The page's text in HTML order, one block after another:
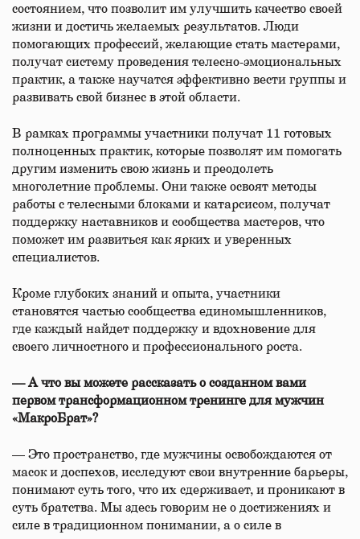
состоянием, что позволит им улучшить качество своей
жизни и достичь желаемых результатов. Люди
помогающих профессий, желающие стать мастерами,
получат систему проведения телесно-эмоциональных
практик, а также научатся эффективно вести группы и
развивать свой бизнес в этой области.
В рамках программы участники получат 11 готовых
полноценных практик, которые позволят им помогать
другим изменить свою жизнь и преодолеть
многолетние проблемы. Они также освоят методы
работы с телесными блоками и катарсисом, получат
поддержку наставников и сообщества мастеров, что
поможет им развиться как ярких и уверенных
специалистов.
Кроме глубоких знаний и опыта, участники
становятся частью сообщества единомышленников,
где каждый найдет поддержку и вдохновение для
своего личностного и профессионального роста.
— А что вы можете рассказать о созданном вами
первом трансформационном тренинге для мужчин
«МакроБрат»?
— Это пространство, где мужчины освобождаются от
масок и доспехов, исследуют свои внутренние барьеры,
понимают суть того, что их сдерживает, и проникают в
суть братства. Мы здесь говорим не о достижениях и
силе в традиционном понимании, а о силе в